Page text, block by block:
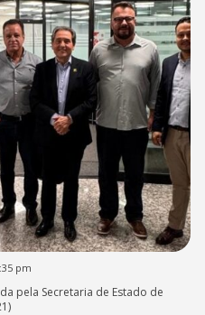
pm
pela Secretaria de Estado de